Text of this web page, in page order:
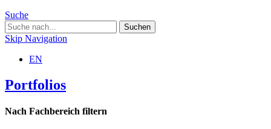
Suche
Skip Navigation
EN
Portfolios
Nach Fachbereich filtern